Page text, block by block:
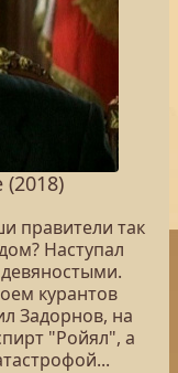
правители так
Наступал
курантов
Задорнов, на
"Ройял", а